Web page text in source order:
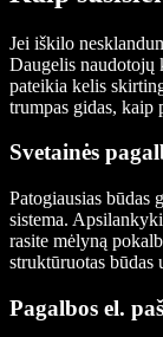
Jei iškilo
Daugelis naudotojų
pateikia kelis
trumpas gidas, kaip
Svetainės
Patogiausias būdas
sistema.
rasite mėlyną
struktūruotas būdas
Pagalbos el.